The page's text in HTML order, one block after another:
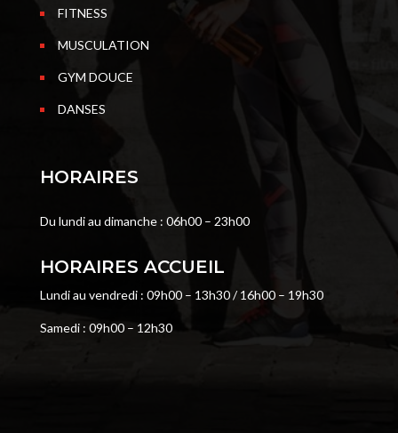
FITNESS
MUSCULATION
GYM DOUCE
DANSES
HORAIRES
Du lundi au dimanche : 06h00 – 23h00
HORAIRES ACCUEIL
Lundi au vendredi : 09h00 – 13h30 / 16h00 – 19h30
Samedi : 09h00 – 12h30